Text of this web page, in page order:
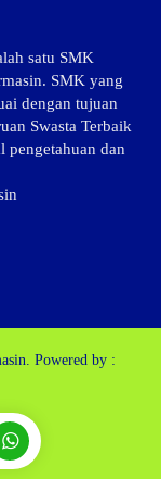
satu SMK
SMK yang
dengan tujuan
Swasta Terbaik
pengetahuan dan
Powered by :